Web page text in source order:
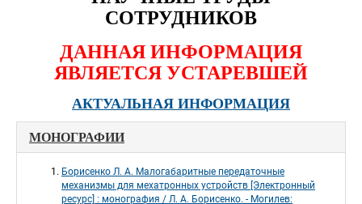
СОТРУДНИКОВ
ДАННАЯ ИНФОРМАЦИЯ
ЯВЛЯЕТСЯ УСТАРЕВШЕЙ
АКТУАЛЬНАЯ ИНФОРМАЦИЯ
МОНОГРАФИИ
Борисенко Л. А. Малогабаритные передаточные
механизмы для мехатронных устройств [Электронный
ресурс] : монография / Л. А. Борисенко. - Могилев: